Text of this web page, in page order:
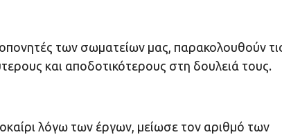
των σωματείων μας, παρακολουθούν
και αποδοτικότερους στη δουλειά τους.
λόγω των έργων, μείωσε τον αριθμό των